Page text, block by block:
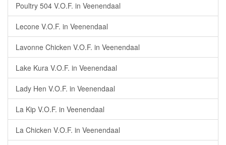
Poultry 504 V.O.F. in Veenendaal
Lecone V.O.F. in Veenendaal
Lavonne Chicken V.O.F. in Veenendaal
Lake Kura V.O.F. in Veenendaal
Lady Hen V.O.F. in Veenendaal
La Kip V.O.F. in Veenendaal
La Chicken V.O.F. in Veenendaal